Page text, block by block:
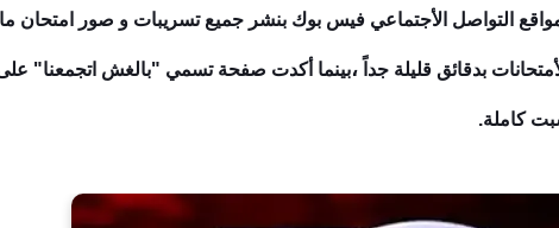
التواصل الأجتماعي فيس بوك بنشر جميع تسريبات و صور امتحان
بدقائق قليلة جداً ،بينما أكدت صفحة تسمي "بالغش اتجمعنا"
كاملة.